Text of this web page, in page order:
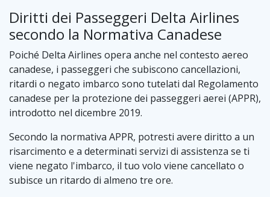
Diritti dei Passeggeri Delta Airlines
secondo la Normativa Canadese
Poiché Delta Airlines opera anche nel contesto aereo
canadese, i passeggeri che subiscono cancellazioni,
ritardi o negato imbarco sono tutelati dal Regolamento
canadese per la protezione dei passeggeri aerei (APPR),
introdotto nel dicembre 2019.
Secondo la normativa APPR, potresti avere diritto a un
risarcimento e a determinati servizi di assistenza se ti
viene negato l'imbarco, il tuo volo viene cancellato o
subisce un ritardo di almeno tre ore.